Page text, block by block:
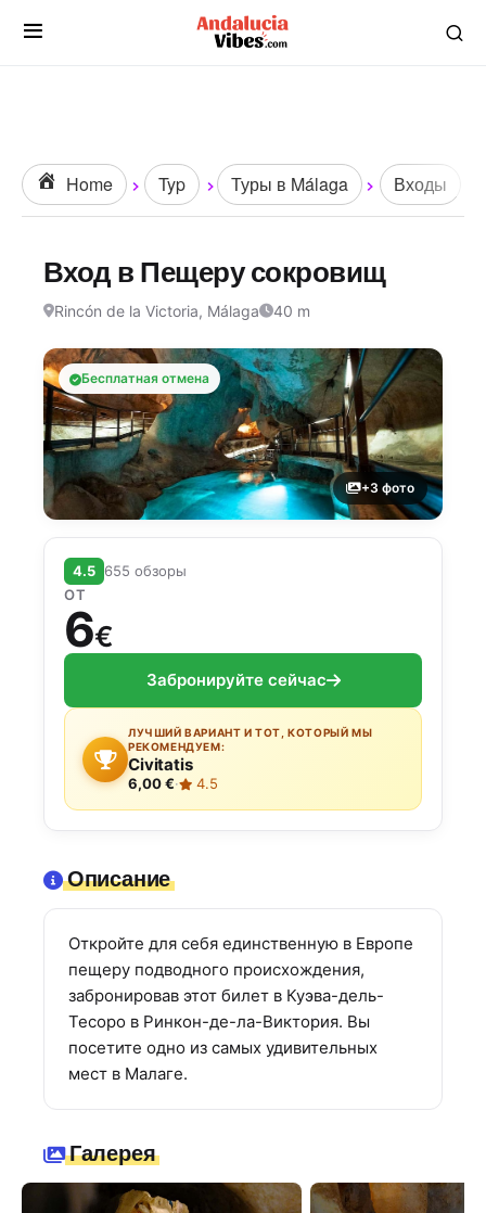
Home Typ Туры в Málaga Входы
Вход в Пещеру сокровищ
Rincón de la Victoria, Málaga 40 m
Бесплатная отмена
+3 фото
4.5 655 обзоры
ОТ
6€
Забронируйте сейчас
ЛУЧШИЙ ВАРИАНТ И ТОТ, КОТОРЫЙ МЫ
РЕКОМЕНДУЕМ:
Civitatis
6,00 €· 4.5
Описание
Откройте для себя единственную в Европе
пещеру подводного происхождения,
забронировав этот билет в Куэва-дель-
Тесоро в Ринкон-де-ла-Виктория. Вы
посетите одно из самых удивительных
мест в Малаге.
Галерея